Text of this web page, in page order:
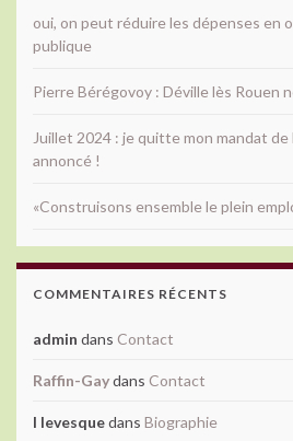
oui, on peut réduire les dépenses en
publique
Pierre Bérégovoy : Déville lès Rouen
Juillet 2024 : je quitte mon mandat de
annoncé !
«Construisons ensemble le plein
COMMENTAIRES RÉCENTS
admin dans Contact
Raffin-Gaydans Contact
l levesquedans Biographie